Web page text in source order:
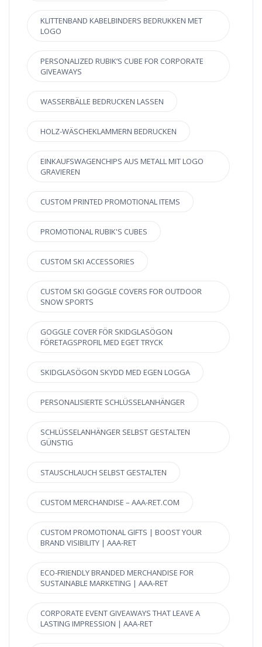
KLITTENBAND KABELBINDERS BEDRUKKEN MET
LOGO
PERSONALIZED RUBIK’S CUBE FOR CORPORATE
GIVEAWAYS
WASSERBÄLLE BEDRUCKEN LASSEN
HOLZ-WÄSCHEKLAMMERN BEDRUCKEN
EINKAUFSWAGENCHIPS AUS METALL MIT LOGO
GRAVIEREN
CUSTOM PRINTED PROMOTIONAL ITEMS
PROMOTIONAL RUBIK'S CUBES
CUSTOM SKI ACCESSORIES
CUSTOM SKI GOGGLE COVERS FOR OUTDOOR
SNOW SPORTS
GOGGLE COVER FÖR SKIDGLASÖGON
FÖRETAGSPROFIL MED EGET TRYCK
SKIDGLASÖGON SKYDD MED EGEN LOGGA
PERSONALISIERTE SCHLÜSSELANHÄNGER
SCHLÜSSELANHÄNGER SELBST GESTALTEN
GÜNSTIG
STAUSCHLAUCH SELBST GESTALTEN
CUSTOM MERCHANDISE – AAA-RET.COM
CUSTOM PROMOTIONAL GIFTS | BOOST YOUR
BRAND VISIBILITY | AAA-RET
ECO-FRIENDLY BRANDED MERCHANDISE FOR
SUSTAINABLE MARKETING | AAA-RET
CORPORATE EVENT GIVEAWAYS THAT LEAVE A
LASTING IMPRESSION | AAA-RET